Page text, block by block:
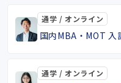
通学 / オンライン
国内MBA・MOT 入
通学 / オンライン